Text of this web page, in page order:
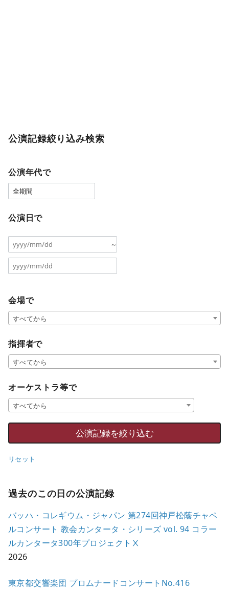
公演記録絞り込み検索
公演年代で
公演日で
～
会場で
すべてから
指揮者で
すべてから
オーケストラ等で
すべてから
リセット
過去のこの日の公演記録
バッハ・コレギウム・ジャパン 第274回神戸松蔭チャペ
ルコンサート 教会カンタータ・シリーズ vol. 94 コラー
ルカンタータ300年プロジェクトⅩ
2026
東京都交響楽団 プロムナードコンサートNo.416